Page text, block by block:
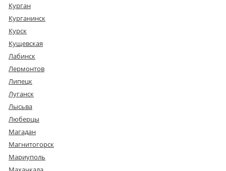
Курган
Курганинск
Курск
Кущевская
Лабинск
Лермонтов
Липецк
Луганск
Лысьва
Люберцы
Магадан
Магнитогорск
Мариуполь